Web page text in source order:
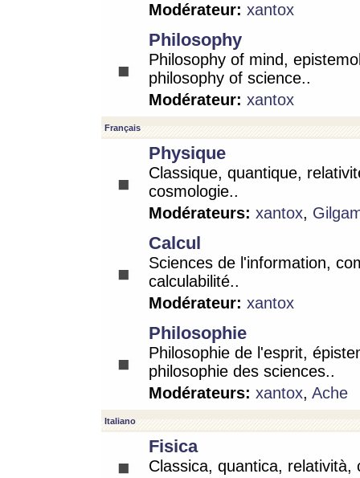
Modérateur: xantox
Philosophy
Philosophy of mind,
philosophy of science..
Modérateur: xantox
Français
Physique
Classique, quantique,
cosmologie..
Modérateurs: xantox,
Calcul
Sciences de l'information,
calculabilité..
Modérateur: xantox
Philosophie
Philosophie de l'esprit,
philosophie des sciences..
Modérateurs: xantox, Ache
Italiano
Fisica
Classica, quantica, relatività,